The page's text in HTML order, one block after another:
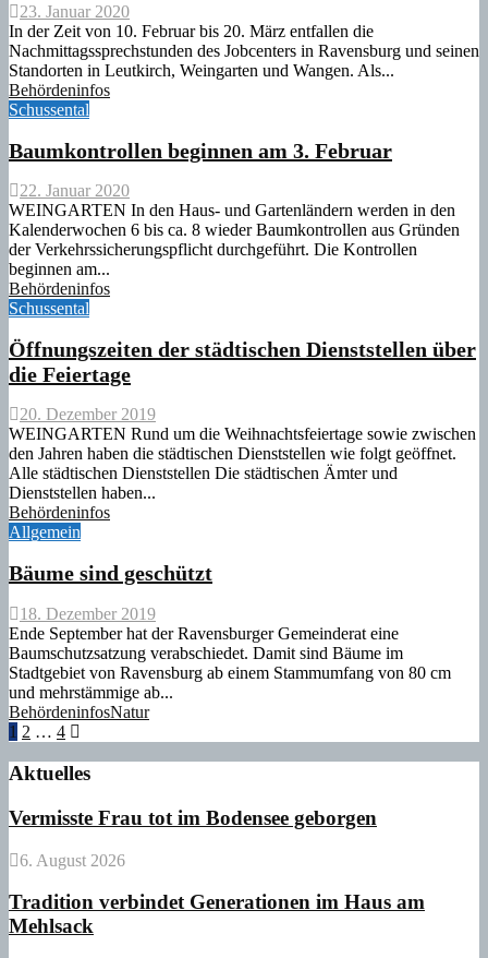
23. Januar 2020
In der Zeit von 10. Februar bis 20. März entfallen die
Nachmittagssprechstunden des Jobcenters in Ravensburg und seinen
Standorten in Leutkirch, Weingarten und Wangen. Als...
Behördeninfos
Schussental
Baumkontrollen beginnen am 3. Februar
22. Januar 2020
WEINGARTEN In den Haus- und Gartenländern werden in den
Kalenderwochen 6 bis ca. 8 wieder Baumkontrollen aus Gründen
der Verkehrssicherungspflicht durchgeführt. Die Kontrollen
beginnen am...
Behördeninfos
Schussental
Öffnungszeiten der städtischen Dienststellen über
die Feiertage
20. Dezember 2019
WEINGARTEN Rund um die Weihnachtsfeiertage sowie zwischen
den Jahren haben die städtischen Dienststellen wie folgt geöffnet.
Alle städtischen Dienststellen Die städtischen Ämter und
Dienststellen haben...
Behördeninfos
Allgemein
Bäume sind geschützt
18. Dezember 2019
Ende September hat der Ravensburger Gemeinderat eine
Baumschutzsatzung verabschiedet. Damit sind Bäume im
Stadtgebiet von Ravensburg ab einem Stammumfang von 80 cm
und mehrstämmige ab...
BehördeninfosNatur
Seitennummerierung
der
1 2 … 4
Aktuelles
Vermisste Frau tot im Bodensee geborgen
6. August 2026
Tradition verbindet Generationen im Haus am
Mehlsack